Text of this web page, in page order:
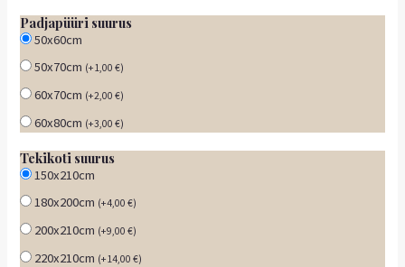
Padjapüüri suurus
50x60cm
50x70cm (+1,00€)
60x70cm (+2,00€)
60x80cm (+3,00€)
Tekikoti suurus
150x210cm
180x200cm (+4,00€)
200x210cm (+9,00€)
220x210cm (+14,00€)